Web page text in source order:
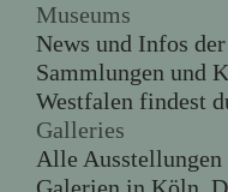
Museums
News und Infos
Sammlungen und
Westfalen findest
Galleries
Alle Ausstellungen